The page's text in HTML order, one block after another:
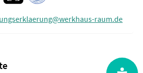
raum.de